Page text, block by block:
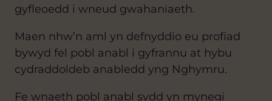
gyfleoedd i wneud gwahaniaeth.
Maen nhw’n aml yn defnyddio eu profiad
bywyd fel pobl anabl i gyfrannu at hybu
cydraddoldeb anabledd yng Nghymru.
Fe wnaeth pobl anabl sydd yn mynegi